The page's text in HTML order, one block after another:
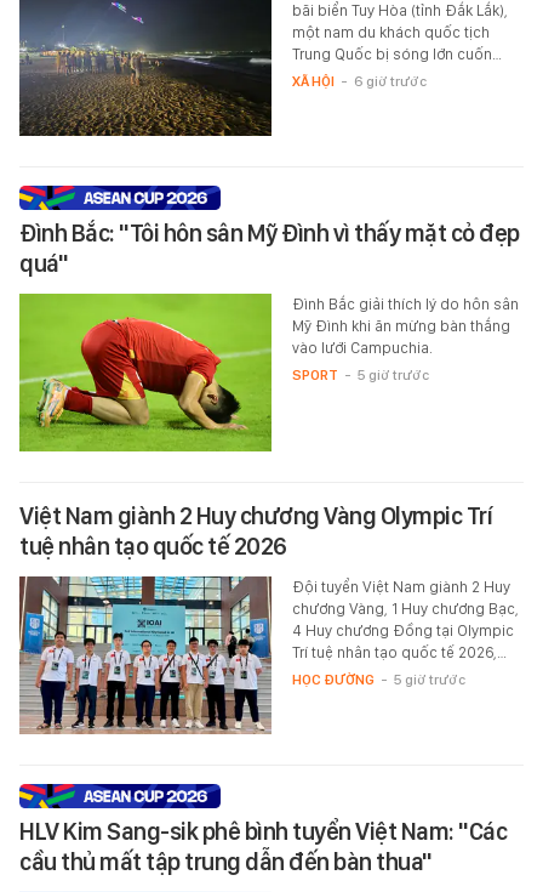
bãi biển Tuy Hòa (tỉnh Đắk Lắk),
một nam du khách quốc tịch
Trung Quốc bị sóng lớn cuốn…
XÃ HỘI - 6 giờ trước
Đình Bắc: "Tôi hôn sân Mỹ Đình vì thấy mặt cỏ đẹp
quá"
Đình Bắc giải thích lý do hôn sân
Mỹ Đình khi ăn mừng bàn thắng
vào lưới Campuchia.
SPORT - 5 giờ trước
Việt Nam giành 2 Huy chương Vàng Olympic Trí
tuệ nhân tạo quốc tế 2026
Đội tuyển Việt Nam giành 2 Huy
chương Vàng, 1 Huy chương Bạc,
4 Huy chương Đồng tại Olympic
Trí tuệ nhân tạo quốc tế 2026,…
HỌC ĐƯỜNG - 5 giờ trước
HLV Kim Sang-sik phê bình tuyển Việt Nam: "Các
cầu thủ mất tập trung dẫn đến bàn thua"